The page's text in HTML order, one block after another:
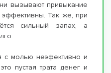
вызывают привыкание
Так же, при
сильный запах, а
с молью неэфективно и
пустая трата денег и